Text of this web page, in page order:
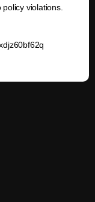
violations.